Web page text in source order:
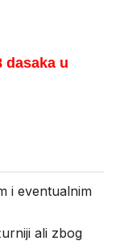
dasaka u
i eventualnim
ali zbog